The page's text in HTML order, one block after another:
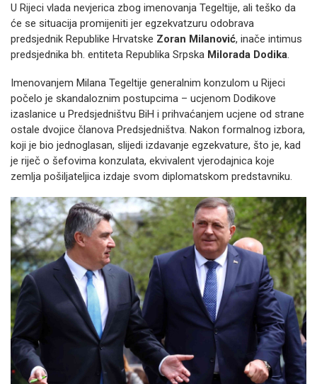
U Rijeci vlada nevjerica zbog imenovanja Tegeltije, ali teško da
će se situacija promijeniti jer egzekvatzuru odobrava
predsjednik Republike Hrvatske Zoran Milanović, inače intimus
predsjednika bh. entiteta Republika Srpska Milorada Dodika.
Imenovanjem Milana Tegeltije generalnim konzulom u Rijeci
počelo je skandaloznim postupcima – ucjenom Dodikove
izaslanice u Predsjedništvu BiH i prihvaćanjem ucjene od strane
ostale dvojice članova Predsjedništva. Nakon formalnog izbora,
koji je bio jednoglasan, slijedi izdavanje egzekvature, što je, kad
je riječ o šefovima konzulata, ekvivalent vjerodajnica koje
zemlja pošiljateljica izdaje svom diplomatskom predstavniku.